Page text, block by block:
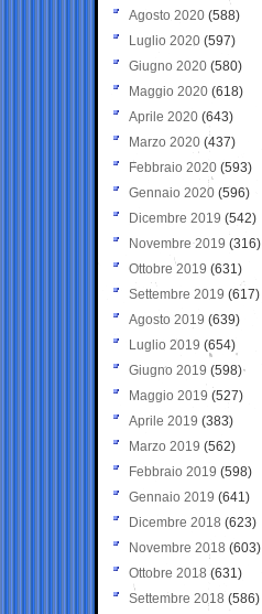
Agosto 2020 (588)
Luglio 2020 (597)
Giugno 2020 (580)
Maggio 2020 (618)
Aprile 2020 (643)
Marzo 2020 (437)
Febbraio 2020 (593)
Gennaio 2020 (596)
Dicembre 2019 (542)
Novembre 2019 (316)
Ottobre 2019 (631)
Settembre 2019 (617)
Agosto 2019 (639)
Luglio 2019 (654)
Giugno 2019 (598)
Maggio 2019 (527)
Aprile 2019 (383)
Marzo 2019 (562)
Febbraio 2019 (598)
Gennaio 2019 (641)
Dicembre 2018 (623)
Novembre 2018 (603)
Ottobre 2018 (631)
Settembre 2018 (586)